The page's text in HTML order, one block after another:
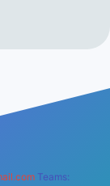
Teams: